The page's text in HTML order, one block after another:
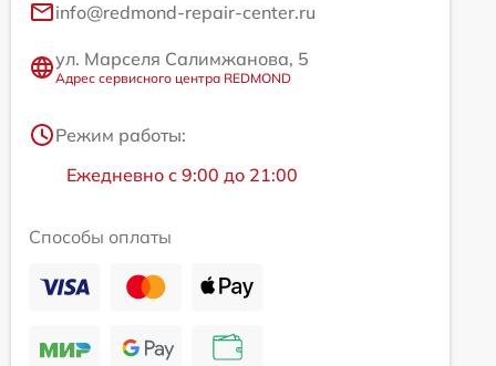
info@redmond-repair-center.ru
ул. Марселя Салимжанова, 5
Адрес сервисного центра REDMOND
Режим работы:
Ежедневно с 9:00 до 21:00
Способы оплаты